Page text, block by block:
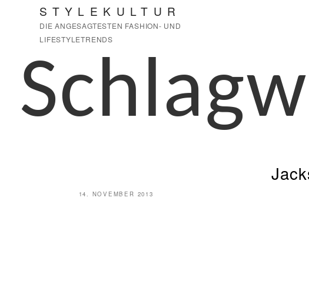
STYLEKULTUR
DIE ANGESAGTESTEN FASHION- UND
LIFESTYLETRENDS
VERÖFFENTLICHT
14. NOVEMBER 2013